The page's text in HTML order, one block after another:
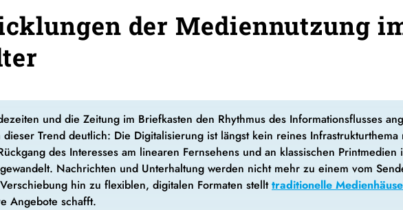
der Mediennutzung
und die Zeitung im Briefkasten den Rhythmus des Informationsflusses
Trend deutlich: Die Digitalisierung ist längst kein reines
des Interesses am linearen Fernsehens und an klassischen
Nachrichten und Unterhaltung werden nicht mehr zu einem vom
hin zu flexiblen, digitalen Formaten stellttraditionelle
Angebote schafft.